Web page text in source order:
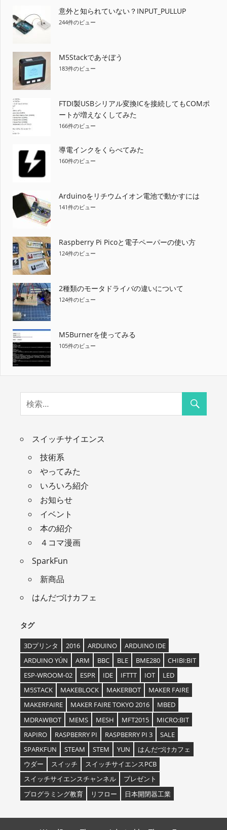
意外と知られていない？INPUT_PULLUP
244件のビュー
M5Stackであそぼう
183件のビュー
FTDI製USBシリアル変換ICを接続してもCOMポ
ートが増えなくしてみた
166件のビュー
導電インクをくらべてみた
160件のビュー
Arduinoをリチウムイオン電池で動かすには
141件のビュー
Raspberry Pi Picoと電子ペーパーの使い方
124件のビュー
2種類のモータドライバの違いについて
124件のビュー
M5Burnerを使ってみる
105件のビュー
スイッチサイエンス
技術系
やってみた
いろいろ紹介
お知らせ
イベント
本の紹介
４コマ漫画
SparkFun
新商品
はんだづけカフェ
タグ
3Dプリンタ 2016 ARDUINO
ARDUINO IDE
ARDUINO YÚN
ARM BBC BLE BME280
CHIBI:BIT
ESP-WROOM-02
ESPR IDE IFTTT IOT
LED
M5STACK
MAKEBLOCK MAKERBOT
MAKER FAIRE
MAKERFAIRE
MAKER FAIRE TOKYO 2016
MBED
MDRAWBOT
MEMS MESH MFT2015
MICRO:BIT
RAPIRO
RASPBERRY PI RASPBERRY PI 3
SALE
SPARKFUN
STEAM STEM YUN
はんだづけカフェ
ウダー
スイッチ
スイッチサイエンスPCB
スイッチサイエンスチャンネル
プレゼント
プログラミング教育
リフロー 日本開閉器工業